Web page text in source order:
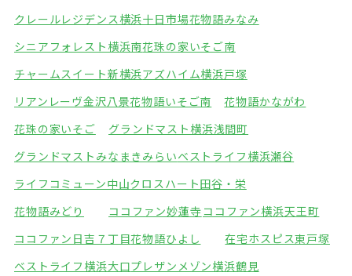
クレールレジデンス横浜十日市場花物語みなみ
シニアフォレスト横浜南花珠の家いそご南
チャームスイート新横浜アズハイム横浜戸塚
リアンレーヴ金沢八景花物語いそご南
花物語かながわ
花珠の家いそご
グランドマスト横浜浅間町
グランドマストみなまきみらいベストライフ横浜瀬谷
ライフコミューン中山クロスハート田谷・栄
花物語みどり
ココファン妙蓮寺ココファン横浜天王町
ココファン日吉７丁目花物語ひよし
在宅ホスピス東戸塚
ベストライフ横浜大口プレザンメゾン横浜鶴見